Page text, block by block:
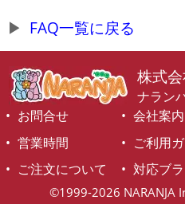
FAQ一覧に戻る
株式
ナラン
お問合せ
会社案内
営業時間
ご利用
ご注文について
対応ブ
©1999-2026 NARANJA